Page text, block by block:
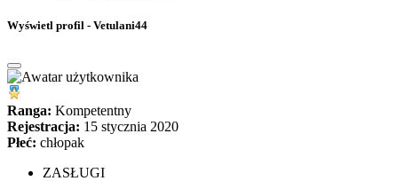
Wyświetl profil - Vetulani44
Ranga: Kompetentny
Rejestracja: 15 stycznia 2020
Płeć: chłopak
ZASŁUGI